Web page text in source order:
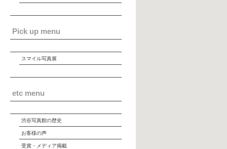
Pick up menu
スマイル写真展
etc menu
渋谷写真館の歴史
お客様の声
受賞・メディア掲載